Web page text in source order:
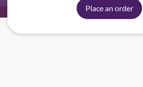
Place an order